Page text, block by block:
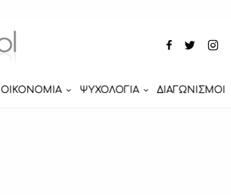
ΟΙΚΟΝΟΜΙΑ ΨΥΧΟΛΟΓΙΑ ΔΙΑΓΩΝΙΣΜΟΙ